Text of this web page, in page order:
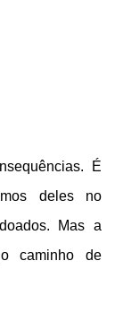
É
deles no
Mas a
caminho de